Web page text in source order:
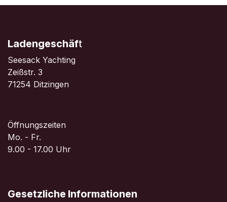
Ladengeschäft
Seesack Yachting
Zeißstr. 3
71254 Ditzingen
Öffnungszeiten
Mo. - Fr.
9.00 - 17.00 Uhr
Gesetzliche Informationen